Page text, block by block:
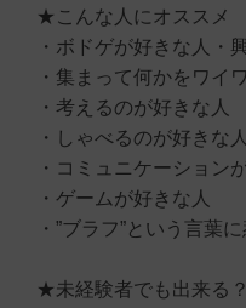
★こんな人にオススメ
・ボドゲが好きな人・
・集まって何かをワイ
・考えるのが好きな人
・しゃべるのが好きな人
・コミュニケーション
・ゲームが好きな人
・”ブラフ”という言葉
★未経験者でも出来る？